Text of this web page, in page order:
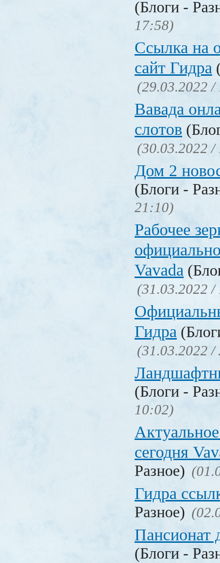
(Блоги -
17:58)
Ссылка на
сайт Гидра
(29.03.2022 /
Вавада
слотов
(30.03.2022 /
Дом 2
(Блоги -
21:10)
Рабочее
Vavada
(31.03.2022 /
Гидра
(31.03.2022 /
(Блоги -
10:02)
сегодня
Разное)
Гидра
Разное)
Пансионат
(Блоги -